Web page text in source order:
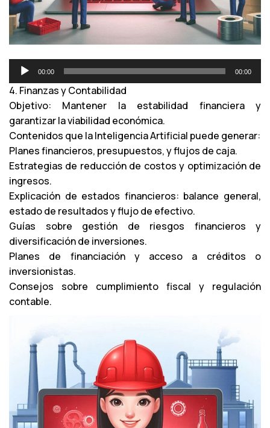
e
p
r
o
d
u
c
t
o
r
d
e
a
u
d
i
00:00 00:00
4. Finanzas y Contabilidad
Objetivo: Mantener la estabilidad financiera y
garantizar la viabilidad económica.
Contenidos que la Inteligencia Artificial puede generar:
Planes financieros, presupuestos, y flujos de caja.
Estrategias de reducción de costos y optimización de
ingresos.
Explicación de estados financieros: balance general,
estado de resultados y flujo de efectivo.
Guías sobre gestión de riesgos financieros y
diversificación de inversiones.
Planes de financiación y acceso a créditos o
inversionistas.
Consejos sobre cumplimiento fiscal y regulación
contable.